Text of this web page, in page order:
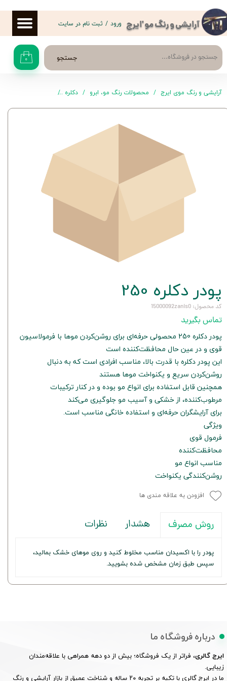
آرایشی و رنگ مو 'ایرج
جستجو ۰
ورود / ثبت نام در سایت
حساب کاربری من
تغییر گذر واژه
سفارشات
خروج از حساب کاربری
آرایشی و رنگ موی ایرج محصولات رنگ مو، ابرو دکلره
پودر دکلره 250
کد محصول: 15000092zanis0
تماس بگیرید
پودر دکلره 250 محصولی حرفه‌ای برای روشن‌کردن موها با فرمولاسیون
قوی و در عین حال محافظت‌کننده است
این پودر دکلره با قدرت بالا، مناسب افرادی است که به دنبال
روشن‌کردن سریع و یکنواخت موها هستند
همچنین قابل استفاده برای انواع مو بوده و در کنار ترکیبات
مرطوب‌کننده، از خشکی و آسیب مو جلوگیری می‌کند
برای آرایشگران حرفه‌ای و استفاده خانگی مناسب است.
ویژگی
فرمول قوی
محافظت‌کننده
مناسب انواع مو
روشن‌کنندگی یکنواخت
افزودن به علاقه مندی ها
روش مصرف هشدار نظرات
پودر را با اکسیدان مناسب مخلوط کنید و روی موهای خشک بمالید،
سپس طبق زمان مشخص شده بشویید.
درباره فروشگاه ما
ایرج گالری، فراتر از یک فروشگاه؛ بیش از دو دهه همراهی با علاقه‌مندان
زیبایی.
ما در ایرج گالری با تکیه بر تجربه ۲۰ ساله و شناخت عمیق از بازار آرایشی و رنگ